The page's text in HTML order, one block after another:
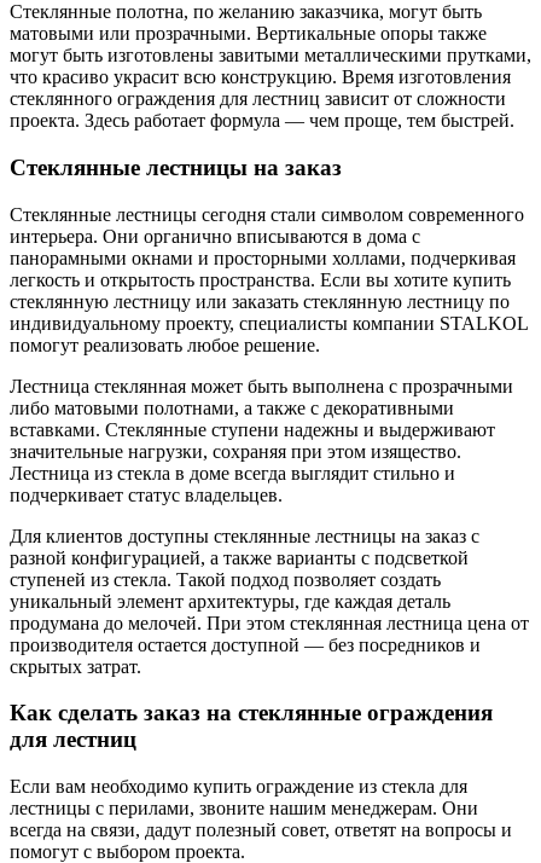
Стеклянные полотна, по желанию заказчика, могут быть
матовыми или прозрачными. Вертикальные опоры также
могут быть изготовлены завитыми металлическими прутками,
что красиво украсит всю конструкцию. Время изготовления
стеклянного ограждения для лестниц зависит от сложности
проекта. Здесь работает формула — чем проще, тем быстрей.
Стеклянные лестницы на заказ
Стеклянные лестницы сегодня стали символом современного
интерьера. Они органично вписываются в дома с
панорамными окнами и просторными холлами, подчеркивая
легкость и открытость пространства. Если вы хотите купить
стеклянную лестницу или заказать стеклянную лестницу по
индивидуальному проекту, специалисты компании STALKOL
помогут реализовать любое решение.
Лестница стеклянная может быть выполнена с прозрачными
либо матовыми полотнами, а также с декоративными
вставками. Стеклянные ступени надежны и выдерживают
значительные нагрузки, сохраняя при этом изящество.
Лестница из стекла в доме всегда выглядит стильно и
подчеркивает статус владельцев.
Для клиентов доступны стеклянные лестницы на заказ с
разной конфигурацией, а также варианты с подсветкой
ступеней из стекла. Такой подход позволяет создать
уникальный элемент архитектуры, где каждая деталь
продумана до мелочей. При этом стеклянная лестница цена от
производителя остается доступной — без посредников и
скрытых затрат.
Как сделать заказ на стеклянные ограждения
для лестниц
Если вам необходимо купить ограждение из стекла для
лестницы с перилами, звоните нашим менеджерам. Они
всегда на связи, дадут полезный совет, ответят на вопросы и
помогут с выбором проекта.